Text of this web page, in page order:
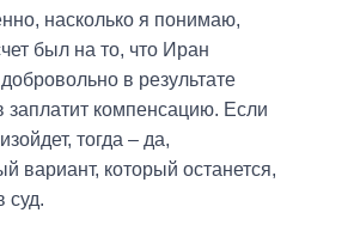
насколько я понимаю,
был на то, что Иран
в результате
заплатит компенсацию. Если
тогда – да,
вариант, который останется,
суд.